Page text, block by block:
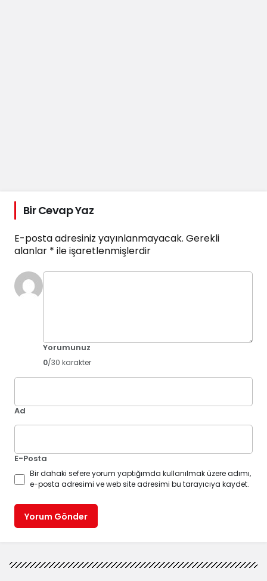
Bir Cevap Yaz
E-posta adresiniz yayınlanmayacak. Gerekli
alanlar * ile işaretlenmişlerdir
Yorumunuz
0/30 karakter
Ad
E-Posta
Bir dahaki sefere yorum yaptığımda kullanılmak üzere adımı,
e-posta adresimi ve web site adresimi bu tarayıcıya kaydet.
Yorum Gönder